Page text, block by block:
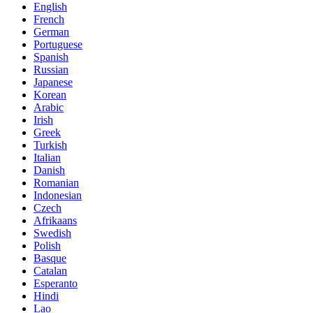
English
French
German
Portuguese
Spanish
Russian
Japanese
Korean
Arabic
Irish
Greek
Turkish
Italian
Danish
Romanian
Indonesian
Czech
Afrikaans
Swedish
Polish
Basque
Catalan
Esperanto
Hindi
Lao